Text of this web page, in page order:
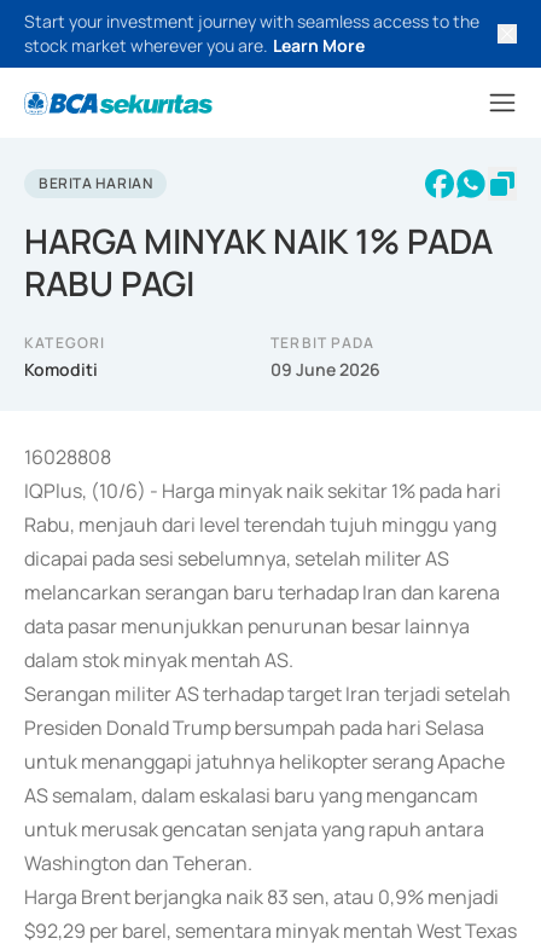
Start your investment journey with seamless access to the
stock market wherever you are. Learn More
BERITA HARIAN
HARGA MINYAK NAIK 1% PADA
RABU PAGI
KATEGORI
Komoditi
TERBIT PADA
09 June 2026
16028808
IQPlus, (10/6) - Harga minyak naik sekitar 1% pada hari
Rabu, menjauh dari level terendah tujuh minggu yang
dicapai pada sesi sebelumnya, setelah militer AS
melancarkan serangan baru terhadap Iran dan karena
data pasar menunjukkan penurunan besar lainnya
dalam stok minyak mentah AS.
Serangan militer AS terhadap target Iran terjadi setelah
Presiden Donald Trump bersumpah pada hari Selasa
untuk menanggapi jatuhnya helikopter serang Apache
AS semalam, dalam eskalasi baru yang mengancam
untuk merusak gencatan senjata yang rapuh antara
Washington dan Teheran.
Harga Brent berjangka naik 83 sen, atau 0,9% menjadi
$92,29 per barel, sementara minyak mentah West Texas